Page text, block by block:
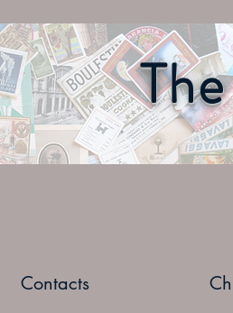
Contacts